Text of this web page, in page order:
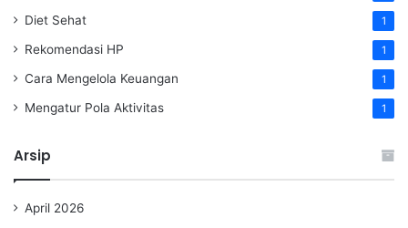
Diet Sehat 1
Rekomendasi HP 1
Cara Mengelola Keuangan 1
Mengatur Pola Aktivitas 1
Arsip
April 2026